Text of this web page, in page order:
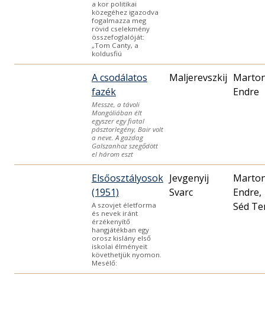
a kor politikai
közegéhez igazodva
fogalmazza meg
rövid cselekmény
összefoglalóját:
„Tom Canty, a
koldusfiú
A csodálatos
fazék
Messze, a távoli
Mongóliában élt
egyszer egy fiatal
pásztorlegény, Bair volt
a neve. A gazdag
Galszanhoz szegődött
el három eszt
Maljerevszkij
Endre
Elsőosztályosok
(1951)
A szovjet életforma
és nevek iránt
érzékenyítő
hangjátékban egy
orosz kislány első
iskolai élményeit
követhetjük nyomon.
Mesélő:
Jevgenyij
Svarc
Endre,
Séd